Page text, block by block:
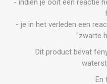
- indien je ooit een reactie
- je in het verleden een
"zwarte
Dit product bevat
En